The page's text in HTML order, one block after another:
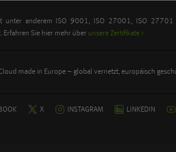
unter anderem ISO 9001, ISO 27001, ISO
Erfahren Sie hier mehr über unsere Zertifikate >
made in Europe – global vernetzt, europäisch
X INSTAGRAM LINKEDIN